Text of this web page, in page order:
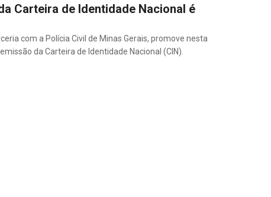
Carteira de Identidade Nacional é
com a Polícia Civil de Minas Gerais, promove nesta
da Carteira de Identidade Nacional (CIN).